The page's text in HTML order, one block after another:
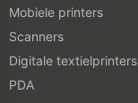
Mobiele printers
Scanners
Digitale textielprinters
PDA